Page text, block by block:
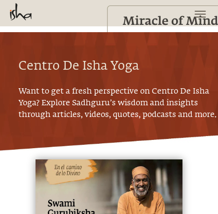
Centro De Isha Yoga
Want to get a fresh perspective onCentro De Isha
Yoga? Explore Sadhguru’s wisdom and insights
through articles, videos, quotes, podcasts and more.